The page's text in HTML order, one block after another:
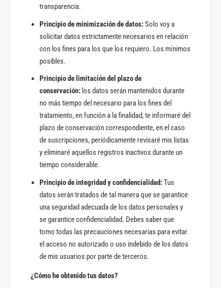
transparencia.
Principio de minimización de datos:Solo voy a
solicitar datos estrictamente necesarios en relación
con los fines para los que los requiero. Los mínimos
posibles.
Principio de limitación del plazo de
conservación:los datos serán mantenidos durante
no más tiempo del necesario para los fines del
tratamiento, en función a la finalidad, te informaré del
plazo de conservación correspondiente, en el caso
de suscripciones, periódicamente revisaré mis listas
y eliminaré aquellos registros inactivos durante un
tiempo considerable.
Principio de integridad y confidencialidad:Tus
datos serán tratados de tal manera que se garantice
una seguridad adecuada de los datos personales y
se garantice confidencialidad. Debes saber que
tomo todas las precauciones necesarias para evitar
el acceso no autorizado o uso indebido de los datos
de mis usuarios por parte de terceros.
¿Cómo he obtenido tus datos?